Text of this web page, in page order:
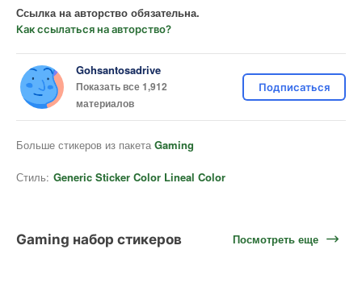
Ссылка на авторство обязательна.
Как ссылаться на авторство?
Gohsantosadrive
Показать все 1,912
материалов
Подписаться
Больше стикеров из пакета Gaming
Стиль: Generic Sticker Color Lineal Color
Gaming набор стикеров Посмотреть еще